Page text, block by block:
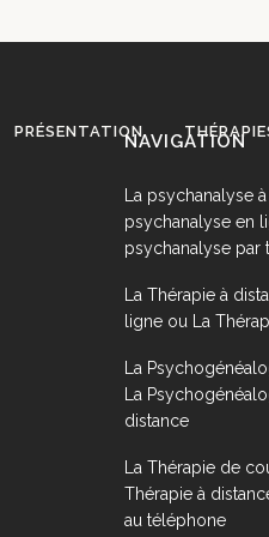
PRÉSENTATIONNAVIGATION
La psychanalyse
psychanalyse en
psychanalyse par
La Thérapie à
ligne ou La
La
La
distance
La Thérapie de
Thérapie à
au téléphone